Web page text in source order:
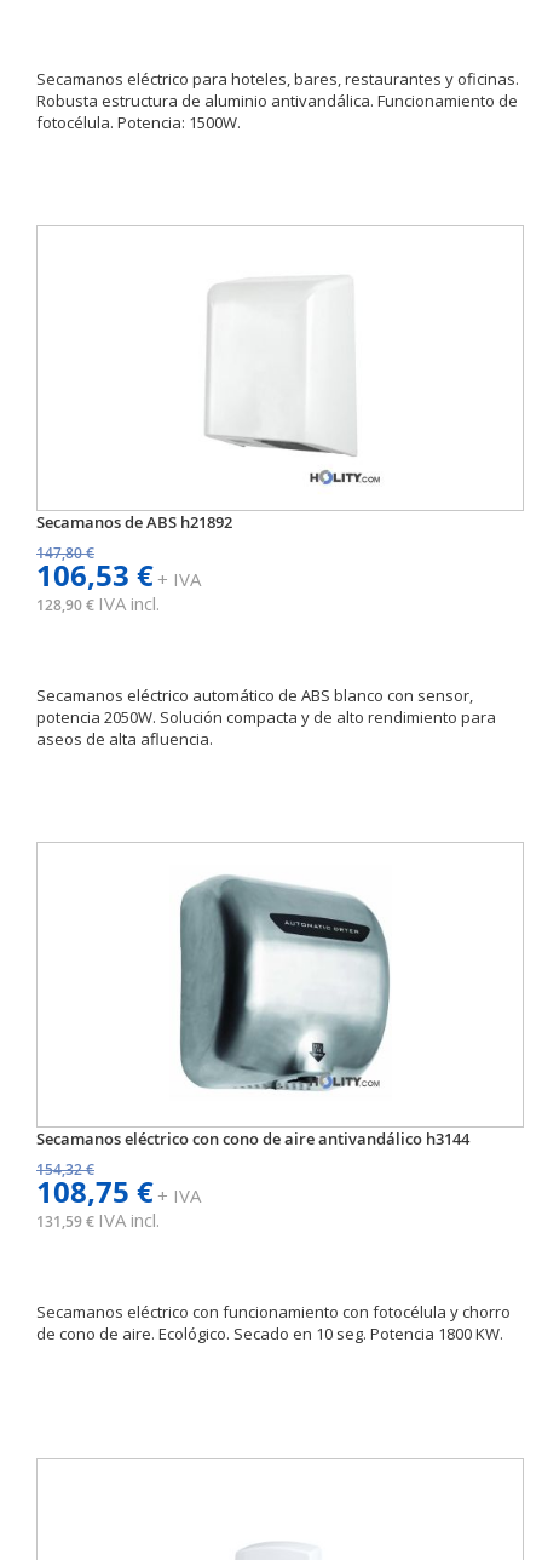
Secamanos eléctrico para hoteles, bares, restaurantes y oficinas.
Robusta estructura de aluminio antivandálica. Funcionamiento de
fotocélula. Potencia: 1500W.
Secamanos de ABS h21892
147,80 €
106,53 €+ IVA
128,90 € IVA incl.
Secamanos eléctrico automático de ABS blanco con sensor,
potencia 2050W. Solución compacta y de alto rendimiento para
aseos de alta afluencia.
Secamanos eléctrico con cono de aire antivandálico h3144
154,32 €
108,75 €+ IVA
131,59 € IVA incl.
Secamanos eléctrico con funcionamiento con fotocélula y chorro
de cono de aire. Ecológico. Secado en 10 seg. Potencia 1800 KW.